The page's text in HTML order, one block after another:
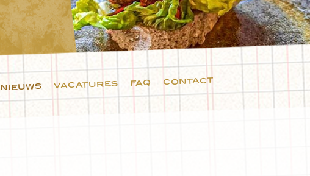
nieuws vacatures faq contact